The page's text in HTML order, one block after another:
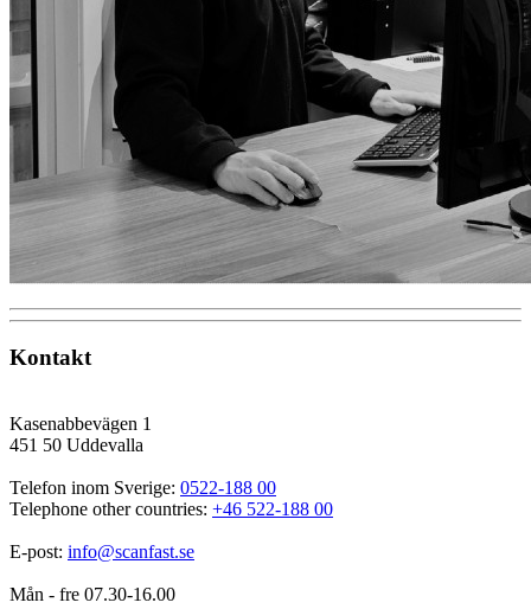
Kontakt
Kasenabbevägen 1
451 50 Uddevalla
Telefon inom Sverige: 0522-188 00
Telephone other countries: +46 522-188 00
E-post: info@scanfast.se
Mån - fre 07.30-16.00